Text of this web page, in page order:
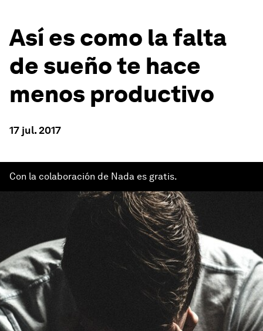
Así es como la falta
de sueño te hace
menos productivo
17 jul. 2017
Con la colaboración de Nada es gratis.